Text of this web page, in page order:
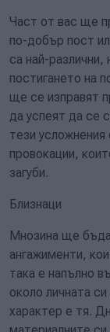
Част от вас ще
по-добър пост
са най-
постигането на
ще се изправят
да успеят да се
тези
провокации,
загуби.
Близнаци
Мнозина ще
ангажименти,
така е напълно
около личната
характер е тя.